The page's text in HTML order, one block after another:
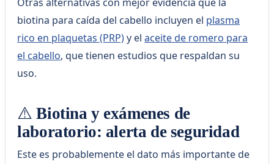
biotina para caída del cabello incluyen el plasma
rico en plaquetas (PRP)y elaceite de romero para
el cabello, que tienen estudios que respaldan su
uso.
⚠️ Biotina y exámenes de
laboratorio: alerta de seguridad
Este es probablemente el dato más importante de